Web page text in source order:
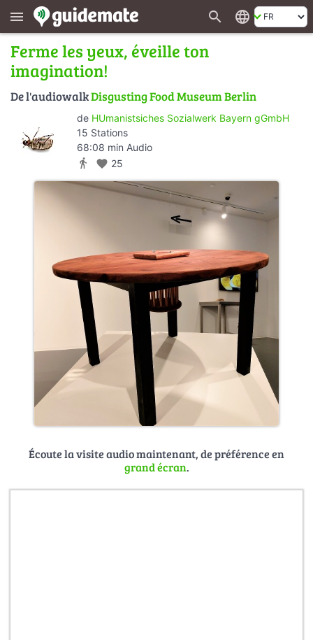
menu search language
Ferme les yeux, éveille ton
imagination!
De l'audiowalkDisgusting Food Museum Berlin
de HUmanistsiches Sozialwerk Bayern gGmbH
15 Stations
68:08 min Audio
directions_walk favorite 25
Écoute la visite audio maintenant, de préférence en
grand écran.